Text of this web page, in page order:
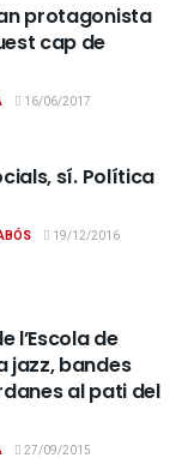
protagonista
cap de
16/06/2017
sí. Política
19/12/2016
l’Escola de
jazz, bandes
al pati del
27/09/2015